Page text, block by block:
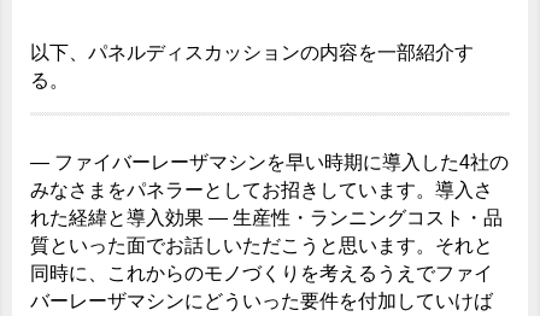
以下、パネルディスカッションの内容を一部紹介す
る。
― ファイバーレーザマシンを早い時期に導入した4社の
みなさまをパネラーとしてお招きしています。導入さ
れた経緯と導入効果 ― 生産性・ランニングコスト・品
質といった面でお話しいただこうと思います。それと
同時に、これからのモノづくりを考えるうえでファイ
バーレーザマシンにどういった要件を付加していけば